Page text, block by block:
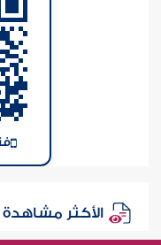
الأكثر مشاهدة